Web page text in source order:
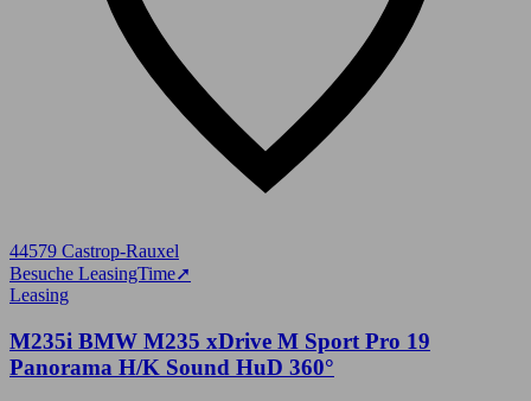
44579 Castrop-Rauxel
Besuche LeasingTime➚
Leasing
M235i BMW M235 xDrive M Sport Pro 19
Panorama H/K Sound HuD 360°